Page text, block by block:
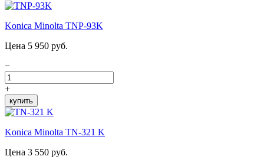
Konica Minolta TNP-93K
Цена 5 950 руб.
−
+
купить
Konica Minolta TN-321 K
Цена 3 550 руб.